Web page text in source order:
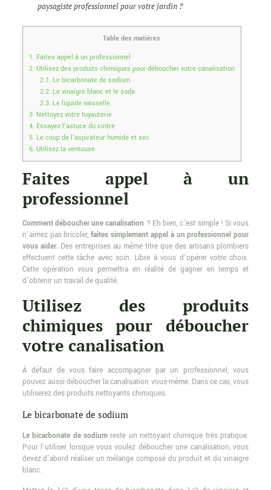
paysagiste professionnel pour votre jardin ?
Table des matières
1. Faites appel à un professionnel
2. Utilisez des produits chimiques pour déboucher votre canalisation
2.1. Le bicarbonate de sodium
2.2. Le vinaigre blanc et le soda
2.3. Le liquide vaisselle
3. Nettoyez votre tuyauterie
4. Essayez l’astuce du cintre
5. Le coup de l’aspirateur humide et sec
6. Utilisez la ventouse
Faites appel à un
professionnel
Comment déboucher une canalisation ? Eh bien, c’est simple ! Si vous
n’aimez pas bricoler,faites simplement appel à un professionnel pour
vous aider.Des entreprises au même titre que des artisans plombiers
effectuent cette tâche avec soin. Libre à vous d’opérer votre choix.
Cette opération vous permettra en réalité de gagner en temps et
d’obtenir un travail de qualité.
Utilisez des produits
chimiques pour déboucher
votre canalisation
À défaut de vous faire accompagner par un professionnel, vous
pouvez aussi déboucher la canalisation vous-même. Dans ce cas, vous
utiliserez des produits nettoyants chimiques.
Le bicarbonate de sodium
Le bicarbonate de sodiumreste un nettoyant chimique très pratique.
Pour l’utiliser lorsque vous voulez déboucher une canalisation, vous
devez d’abord réaliser un mélange composé du produit et du vinaigre
blanc.